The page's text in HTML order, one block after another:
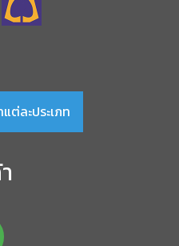
ต่ละประเภท